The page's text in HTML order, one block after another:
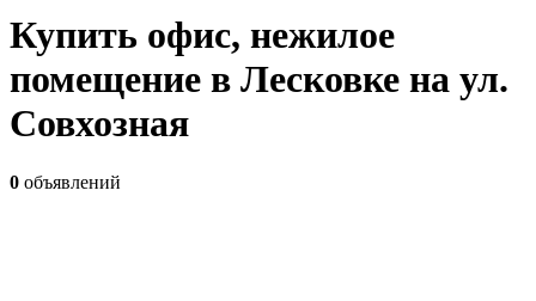
Купить офис, нежилое
помещение в Лесковке на ул.
Совхозная
0 объявлений